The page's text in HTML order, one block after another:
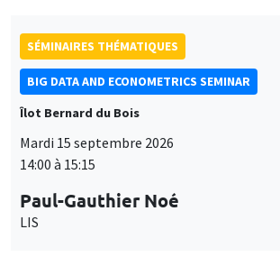
SÉMINAIRES THÉMATIQUES
BIG DATA AND ECONOMETRICS SEMINAR
Îlot Bernard du Bois
Mardi 15 septembre 2026
14:00 à 15:15
Paul-Gauthier Noé
LIS